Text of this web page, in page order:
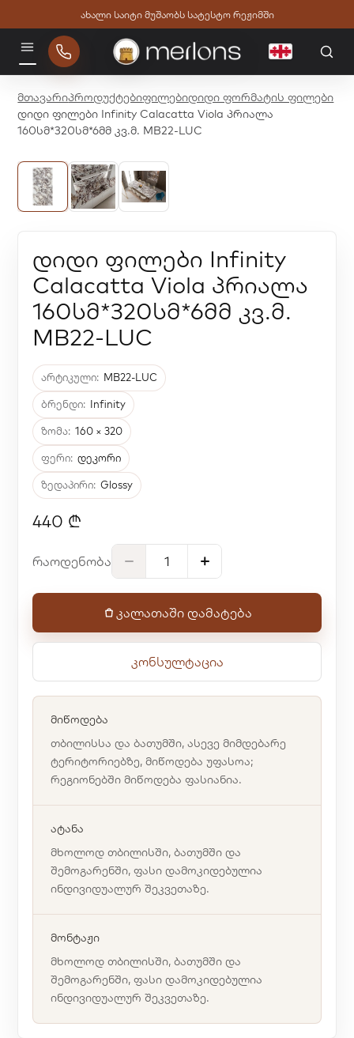
ახალი საიტი მუშაობს სატესტო რეჟიმში
ქართული
მენიუ
მთავარიპროდუქტებიფილებიდიდი ფორმატის ფილები
დიდი ფილები Infinity Calacatta Viola პრიალა
160სმ*320სმ*6მმ კვ.მ. MB22-LUC
დიდი ფილები Infinity
Calacatta Viola პრიალა
160სმ*320სმ*6მმ კვ.მ.
MB22-LUC
არტიკული: MB22-LUC
ბრენდი: Infinity
ზომა: 160 × 320
ფერი: დეკორი
ზედაპირი: Glossy
440 ₾
რაოდენობა
კალათაში დამატება
კონსულტაცია
მიწოდება
თბილისსა და ბათუმში, ასევე მიმდებარე
ტერიტორიებზე, მიწოდება უფასოა;
რეგიონებში მიწოდება ფასიანია.
ატანა
მხოლოდ თბილისში, ბათუმში და
შემოგარენში, ფასი დამოკიდებულია
ინდივიდუალურ შეკვეთაზე.
მონტაჟი
მხოლოდ თბილისში, ბათუმში და
შემოგარენში, ფასი დამოკიდებულია
ინდივიდუალურ შეკვეთაზე.